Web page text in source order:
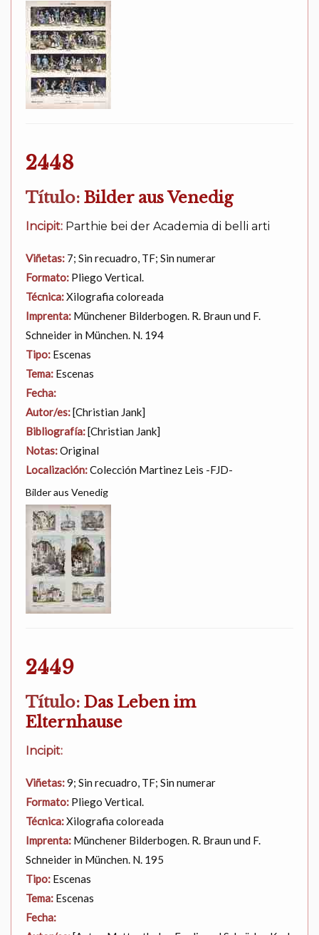
2448
Título: Bilder aus Venedig
Incipit: Parthie bei der Academia di belli arti
Viñetas: 7; Sin recuadro, TF; Sin numerar
Formato: Pliego Vertical.
Técnica:Xilografia coloreada
Imprenta: Münchener Bilderbogen. R. Braun und F.
Schneider in München. N. 194
Tipo: Escenas
Tema: Escenas
Fecha:
Autor/es:[Christian Jank]
Bibliografía:[Christian Jank]
Notas:Original
Localización:Colección Martinez Leis -FJD-
Bilder aus Venedig
2449
Título: Das Leben im
Elternhause
Incipit:
Viñetas:9; Sin recuadro, TF; Sin numerar
Formato: Pliego Vertical.
Técnica:Xilografia coloreada
Imprenta: Münchener Bilderbogen. R. Braun und F.
Schneider in München. N. 195
Tipo: Escenas
Tema: Escenas
Fecha: